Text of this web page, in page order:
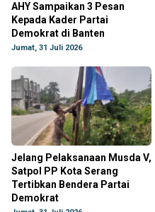
AHY Sampaikan 3 Pesan
Kepada Kader Partai
Demokrat di Banten
Jumat, 31 Juli 2026
Jelang Pelaksanaan Musda V,
Satpol PP Kota Serang
Tertibkan Bendera Partai
Demokrat